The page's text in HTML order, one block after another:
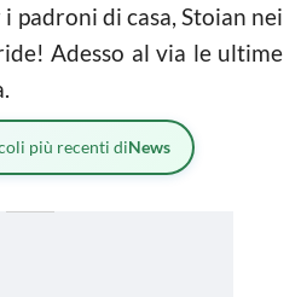
padroni di casa, Stoian nei
Adesso al via le ultime
più recenti diNews